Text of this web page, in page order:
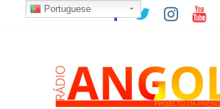
Portuguese